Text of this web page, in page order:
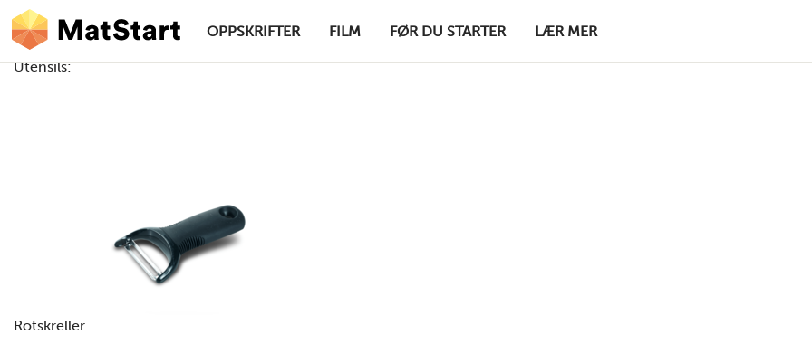
Hopp til hovedinnhold
hovednavigasjonsskrivebordsversjon
OPPSKRIFTER FILM FØR DU STARTER LÆR MER
Utensils:
Rotskreller